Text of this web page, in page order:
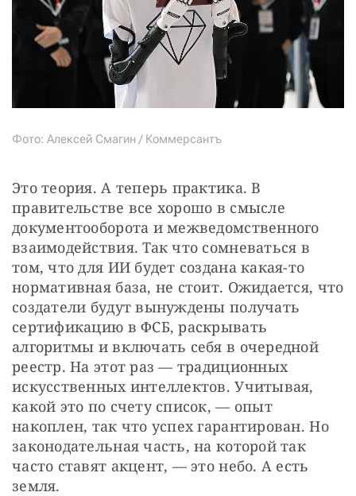
Фото: Алексей Смагин / Коммерсантъ
Это теория. А теперь практика. В
правительстве все хорошо в смысле
документооборота и межведомственного
взаимодействия. Так что сомневаться в
том, что для ИИ будет создана какая-то
нормативная база, не стоит. Ожидается, что
создатели будут вынуждены получать
сертификацию в ФСБ, раскрывать
алгоритмы и включать себя в очередной
реестр. На этот раз — традиционных
искусственных интеллектов. Учитывая,
какой это по счету список, — опыт
накоплен, так что успех гарантирован. Но
законодательная часть, на которой так
часто ставят акцент, — это небо. А есть
земля.